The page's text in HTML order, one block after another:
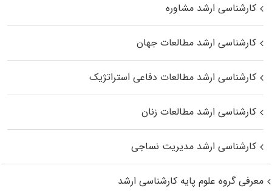
کارشناسی ارشد مشاوره
کارشناسی ارشد مطالعات جهان
کارشناسی ارشد مطالعات دفاعی استراتژیک
کارشناسی ارشد مطالعات زنان
کارشناسی ارشد مدیریت نساجی
معرفی گروه علوم پایه کارشناسی ارشد